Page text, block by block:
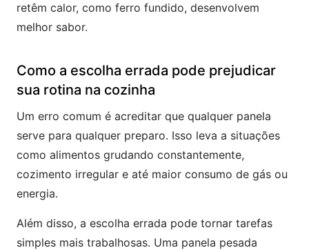
retêm calor, como ferro fundido, desenvolvem
melhor sabor.
Como a escolha errada pode prejudicar
sua rotina na cozinha
Um erro comum é acreditar que qualquer panela
serve para qualquer preparo. Isso leva a situações
como alimentos grudando constantemente,
cozimento irregular e até maior consumo de gás ou
energia.
Além disso, a escolha errada pode tornar tarefas
simples mais trabalhosas. Uma panela pesada